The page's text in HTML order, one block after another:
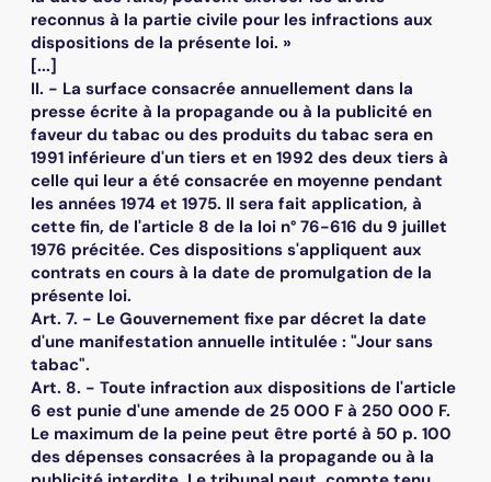
reconnus à la partie civile pour les infractions aux
dispositions de la présente loi. »
[...]
II. - La surface consacrée annuellement dans la
presse écrite à la propagande ou à la publicité en
faveur du tabac ou des produits du tabac sera en
1991 inférieure d'un tiers et en 1992 des deux tiers à
celle qui leur a été consacrée en moyenne pendant
les années 1974 et 1975. Il sera fait application, à
cette fin, de l'article 8 de la loi n° 76-616 du 9 juillet
1976 précitée. Ces dispositions s'appliquent aux
contrats en cours à la date de promulgation de la
présente loi.
Art. 7. - Le Gouvernement fixe par décret la date
d'une manifestation annuelle intitulée : "Jour sans
tabac".
Art. 8. - Toute infraction aux dispositions de l'article
6 est punie d'une amende de 25 000 F à 250 000 F.
Le maximum de la peine peut être porté à 50 p. 100
des dépenses consacrées à la propagande ou à la